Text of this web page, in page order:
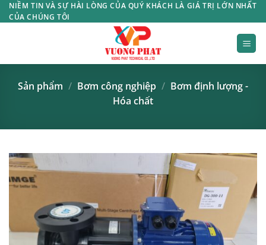
Bỏ
qua
NIỀM TIN VÀ SỰ HÀI LÒNG CỦA QUÝ KHÁCH LÀ GIÁ TRỊ LỚN NHẤT
CỦA CHÚNG TÔI
Sản phẩm / Bơm công nghiệp / Bơm định lượng -
Hóa chất